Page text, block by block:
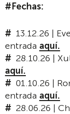
#Fechas:
13.12.26 |
entrada aquí.
28.10.26 |
aquí.
01.10.26 |
entrada aquí.
28.06.26 |